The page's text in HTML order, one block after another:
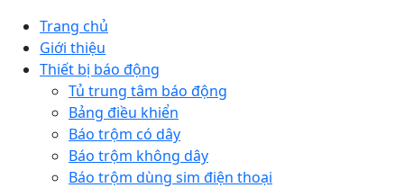
Trang chủ
Giới thiệu
Thiết bị báo động
Tủ trung tâm báo động
Bảng điều khiển
Báo trộm có dây
Báo trộm không dây
Báo trộm dùng sim điện thoại